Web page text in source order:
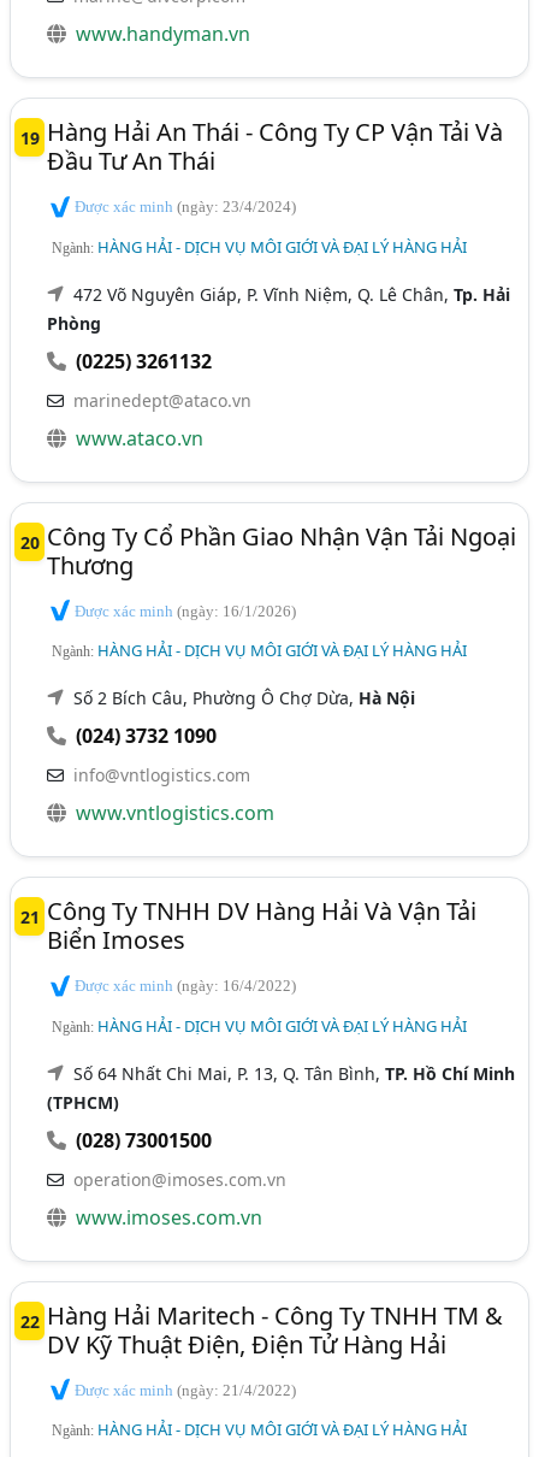
www.handyman.vn
19 Hàng Hải An Thái - Công Ty CP Vận Tải Và
Đầu Tư An Thái
Được xác minh(ngày: 23/4/2024)
Ngành: HÀNG HẢI - DỊCH VỤ MÔI GIỚI VÀ ĐẠI LÝ HÀNG HẢI
472 Võ Nguyên Giáp, P. Vĩnh Niệm, Q. Lê Chân,Tp. Hải
Phòng
(0225) 3261132
marinedept@ataco.vn
www.ataco.vn
20 Công Ty Cổ Phần Giao Nhận Vận Tải Ngoại
Thương
Được xác minh(ngày: 16/1/2026)
Ngành: HÀNG HẢI - DỊCH VỤ MÔI GIỚI VÀ ĐẠI LÝ HÀNG HẢI
Số 2 Bích Câu, Phường Ô Chợ Dừa, Hà Nội
(024) 3732 1090
info@vntlogistics.com
www.vntlogistics.com
21 Công Ty TNHH DV Hàng Hải Và Vận Tải
Biển Imoses
Được xác minh(ngày: 16/4/2022)
Ngành: HÀNG HẢI - DỊCH VỤ MÔI GIỚI VÀ ĐẠI LÝ HÀNG HẢI
Số 64 Nhất Chi Mai, P. 13, Q. Tân Bình,TP. Hồ Chí Minh
(TPHCM)
(028) 73001500
operation@imoses.com.vn
www.imoses.com.vn
22 Hàng Hải Maritech - Công Ty TNHH TM &
DV Kỹ Thuật Điện, Điện Tử Hàng Hải
Được xác minh(ngày: 21/4/2022)
Ngành: HÀNG HẢI - DỊCH VỤ MÔI GIỚI VÀ ĐẠI LÝ HÀNG HẢI